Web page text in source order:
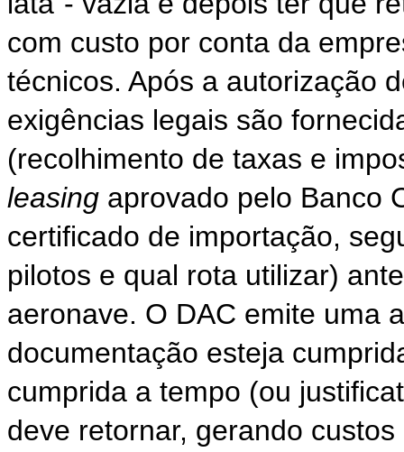
com custo por conta da
técnicos. Após a autorização
exigências legais são
(recolhimento de taxas e
leasing aprovado pelo Banco
certificado de importação,
pilotos e qual rota utilizar)
aeronave. O DAC emite uma
documentação esteja
cumprida a tempo (ou
deve retornar, gerando